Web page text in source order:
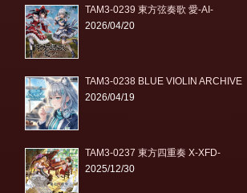
TAM3-0239 東方弦奏歌 愛-AI-
2026/04/20
TAM3-0238 BLUE VIOLIN ARCHIVE
2026/04/19
TAM3-0237 東方四重奏 X-XFD-
2025/12/30